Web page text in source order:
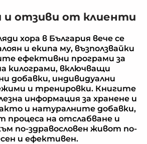
и отзиви от клиенти
хора в България вече се
и екипа му, възползвайки
ефективни програми за
килограми, включващи
добавки, индивидуални
и тренировки. Книгите
информация за хранене и
и натуралните добавки,
процеса на отслабване и
по-здравословен живот по-
и ефективен.